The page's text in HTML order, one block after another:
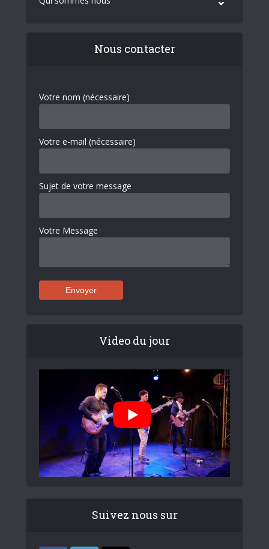
Nous contacter
Votre nom (nécessaire)
Votre e-mail (nécessaire)
Sujet de votre message
Votre Message
Video du jour
Suivez nous sur